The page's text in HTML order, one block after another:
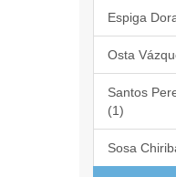
Espiga
Osta
Santos
(1)
Sosa